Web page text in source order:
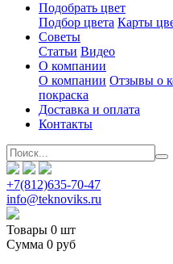
Подобрать цвет
Подбор цвета Карты
Советы
Статьи Видео
О компании
О компании Отзывы о
покраска
Доставка и оплата
Контакты
+7(812)635-70-47
info@teknoviks.ru
Товары 0 шт
Сумма 0 руб